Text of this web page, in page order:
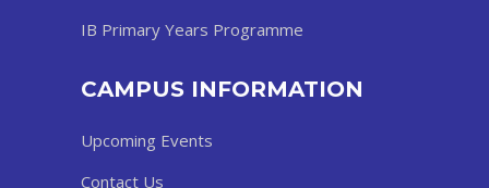
IB Primary Years Programme
CAMPUS INFORMATION
Upcoming Events
Contact Us